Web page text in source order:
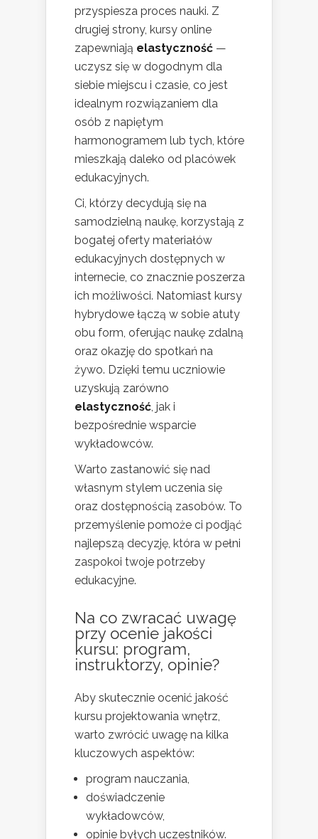
przyspiesza proces nauki. Z
drugiej strony, kursy online
zapewniają elastyczność —
uczysz się w dogodnym dla
siebie miejscu i czasie, co jest
idealnym rozwiązaniem dla
osób z napiętym
harmonogramem lub tych, które
mieszkają daleko od placówek
edukacyjnych.
Ci, którzy decydują się na
samodzielną naukę, korzystają z
bogatej oferty materiałów
edukacyjnych dostępnych w
internecie, co znacznie poszerza
ich możliwości. Natomiast kursy
hybrydowe łączą w sobie atuty
obu form, oferując naukę zdalną
oraz okazję do spotkań na
żywo. Dzięki temu uczniowie
uzyskują zarówno
elastyczność , jak i
bezpośrednie wsparcie
wykładowców.
Warto zastanowić się nad
własnym stylem uczenia się
oraz dostępnością zasobów. To
przemyślenie pomoże ci podjąć
najlepszą decyzję, która w pełni
zaspokoi twoje potrzeby
edukacyjne.
Na co zwracać uwagę
przy ocenie jakości
kursu: program,
instruktorzy, opinie?
Aby skutecznie ocenić jakość
kursu projektowania wnętrz,
warto zwrócić uwagę na kilka
kluczowych aspektów:
program nauczania,
doświadczenie
wykładowców,
opinie byłych uczestników.